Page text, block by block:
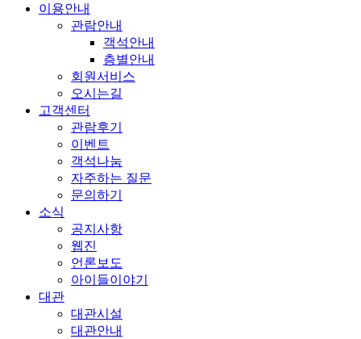
이용안내
관람안내
객석안내
층별안내
회원서비스
오시는길
고객센터
관람후기
이벤트
객석나눔
자주하는 질문
문의하기
소식
공지사항
웹진
언론보도
아이들이야기
대관
대관시설
대관안내